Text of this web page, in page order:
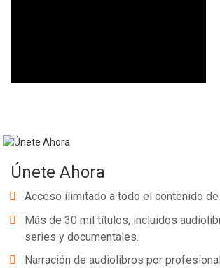
Únete Ahora
Acceso ilimitado a todo el contenido
Más de 30 mil títulos, incluidos
series y documentales.
Narración de audiolibros por